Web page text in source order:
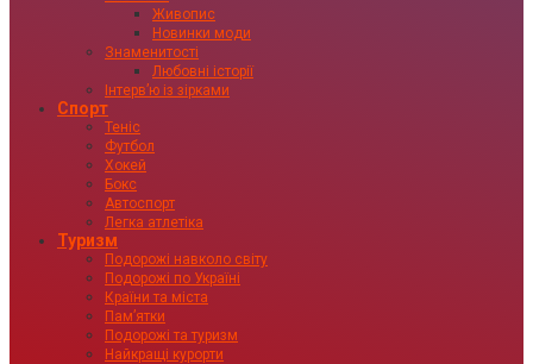
Живопис
Новинки моди
Знаменитості
Любовні історії
Інтервʼю із зірками
Спорт
Теніс
Футбол
Хокей
Бокс
Автоспорт
Легка атлетіка
Туризм
Подорожі навколо світу
Подорожі по Україні
Країни та міста
Пам’ятки
Подорожі та туризм
Найкращі курорти